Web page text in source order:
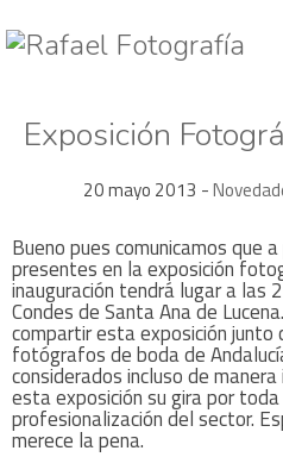
Exposición
20 mayo 2013 -
Bueno pues comunicamos que
presentes en la exposición
inauguración tendrá lugar a las
Condes de Santa Ana de
compartir esta exposición junto
fotógrafos de boda de
considerados incluso de
esta exposición su gira por
profesionalización del sector.
merece la pena.